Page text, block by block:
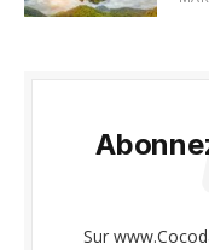
Sur